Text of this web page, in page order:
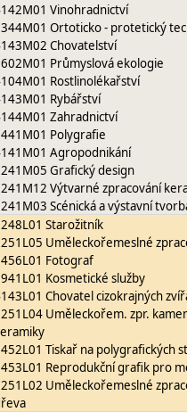
Vinohradnictví
Ortoticko - protetický
Chovatelství
Průmyslová ekologie
Rostlinolékařství
Rybářství
Zahradnictví
Polygrafie
Agropodnikání
Grafický design
Výtvarné zpracování
Scénická a výstavní
Starožitník
Uměleckořemeslné
Fotograf
Kosmetické služby
Chovatel cizokrajných
Uměleckořem. zpr.
Tiskař na polygrafických
Reprodukční grafik pro
Uměleckořemeslné